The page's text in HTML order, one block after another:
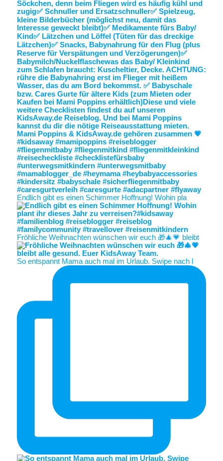
Endlich gibt es einen Schimmer Hoffnung! Wohin pla
Fröhliche Weihnachten wünschen wir euch 🎁🎄💗 bleibt
So entspannt Mama auch mal im Urlaub. Swipe nach l